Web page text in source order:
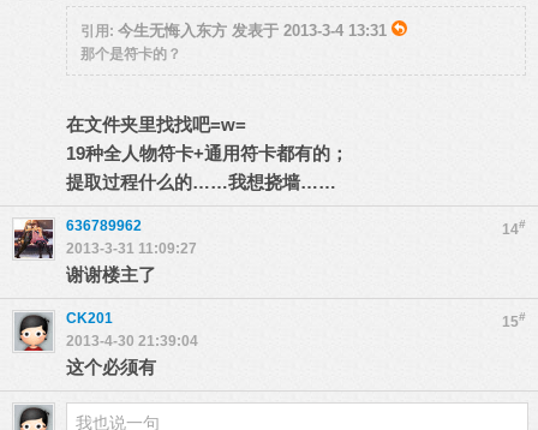
引用: 今生无悔入东方 发表于 2013-3-4 13:31
那个是符卡的？
在文件夹里找找吧=w=
19种全人物符卡+通用符卡都有的；
提取过程什么的……我想挠墙……
14#
636789962
2013-3-31 11:09:27
谢谢楼主了
15#
CK201
2013-4-30 21:39:04
这个必须有